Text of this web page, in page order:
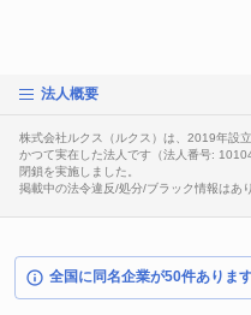
法人概要
株式会社ルクス（ルクス）は、2019年設
かつて実在した法人です（法人番号:
閉鎖を実施しました。
掲載中の法令違反/処分/ブラック情報はあ
全国に同名企業が50件あります